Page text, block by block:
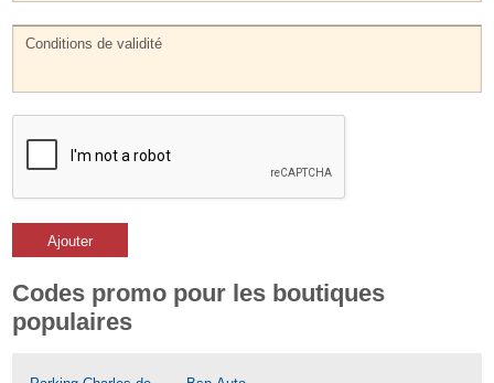
Ajouter
Codes promo pour les boutiques
populaires